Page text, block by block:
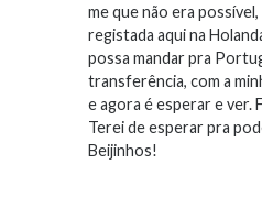
me que não era
registada aqui na
possa mandar pra
transferência, com a
e agora é esperar e ver.
Terei de esperar pra
Beijinhos!